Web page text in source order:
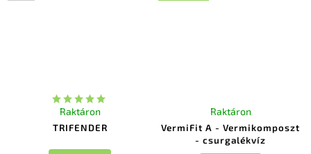
TRIFENDER
Raktáron
VermiFit A - Vermikomposzt
- csurgalékvíz
Raktáron